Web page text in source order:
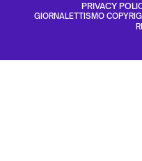
PRIVACY
GIORNALETTISMO